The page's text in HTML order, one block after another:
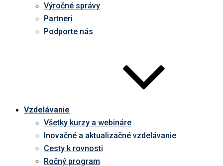
Výročné správy
Partneri
Podporte nás
Vzdelávanie
Všetky kurzy a webináre
Inovačné a aktualizačné vzdelávanie
Cesty k rovnosti
Ročný program